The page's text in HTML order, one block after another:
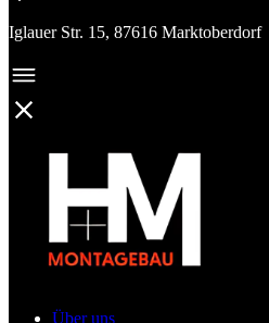
Iglauer Str. 15, 87616 Marktoberdorf
Über uns